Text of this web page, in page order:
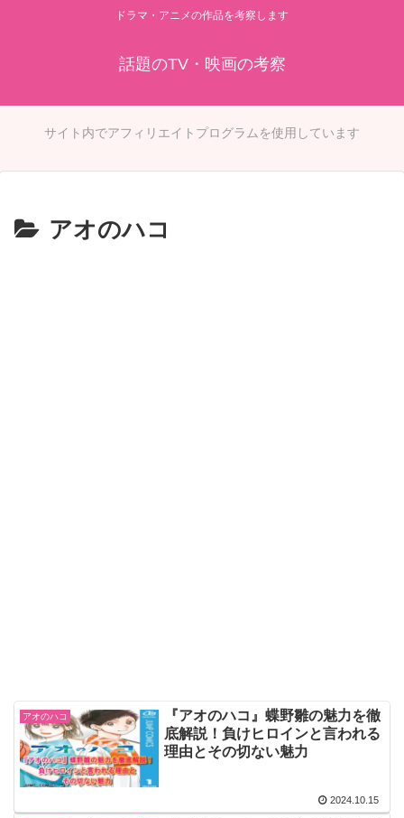
ドラマ・アニメの作品を考察します
話題のTV・映画の考察
サイト内でアフィリエイトプログラムを使用しています
アオのハコ
アオのハコ
『アオのハコ』蝶野雛の魅力を徹
底解説！負けヒロインと言われる
理由とその切ない魅力
2024.10.15